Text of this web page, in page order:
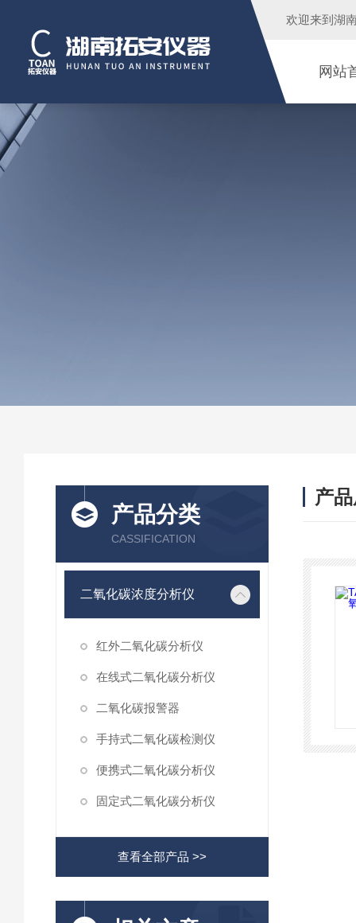
欢迎来到 湖
网站
产品分类
CASSIFICATION
二氧化碳浓度分析仪
红外二氧化碳分析仪
在线式二氧化碳分析仪
二氧化碳报警器
手持式二氧化碳检测仪
便携式二氧化碳分析仪
固定式二氧化碳分析仪
查看全部产品 >>
产